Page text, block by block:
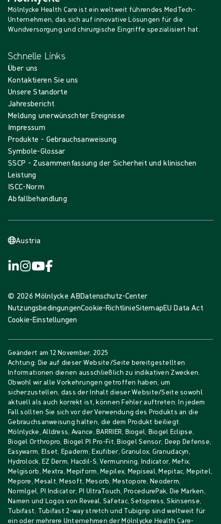
Mölnlycke Health Care ist ein weltweit führendes MedTech-
Unternehmen, das sich auf innovative Lösungen für die
Wundversorgung und chirurgische Eingriffe spezialisiert hat.
Schnelle Links
Über uns
Kontaktieren Sie uns
Unsere Standorte
Jahresbericht
Meldung unerwünschter Ereignisse
Impressum
Produkte - Gebrauchsanweisung
Symbole-Glossar
SSCP - Zusammenfassung der Sicherheit und klinischen
Leistung
ISCC-Norm
Abfallbehandlung
Austria
© 2026 Mölnlycke ABDatenschutz-Center
NutzungsbedingungenCookie-RichtlinieSitemapEU Data Act
Cookie-Einstellungen
Geändert am12 November, 2025
Achtung: Die auf dieser Website/Seite bereitgestellten
Informationen dienen ausschließlich zu indikativen Zwecken.
Obwohl wir alle Vorkehrungen getroffen haben, um
sicherzustellen, dass der Inhalt dieser Website/Seite sowohl
aktuell als auch korrekt ist, können Fehler auftreten. In jedem
Fall sollten Sie sich vor der Verwendung des Produkts an die
Gebrauchsanweisung halten, die dem Produkt beiliegt.
Mölnlycke, Alldress, Avance, BARRIER, Biogel, Biogel Eclipse,
Biogel Orthropro, Biogel PI Pro-Fit, Biogel Sensor, Deep Defense,
Easywarm, Elset, Epaderm, Exufiber, Granulox, Granudacyn,
Hydrolock, EZ Derm, Hacdil-S, Vermunning, Indicator, Mefix,
Melgisorb, Mextra, Mepiform, Mepilex, Mepiseal, Mepitac, Mepitel,
Mepore, Mesalt, Mesoft, Mesorb, Mestopore, Neoderm,
Normlgel, PI Indicator, PI UltraTouch, ProcedurePak, Die Marken,
Namen und Logos von Reveal, Safetac, Setopress, Skinsense,
Tubifast, Tubifast 2-way stretch und Tubigrip sind weltweit für
ein oder mehrere Unternehmen der Mölnlycke Health Care-